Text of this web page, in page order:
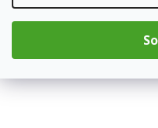
Do košíku